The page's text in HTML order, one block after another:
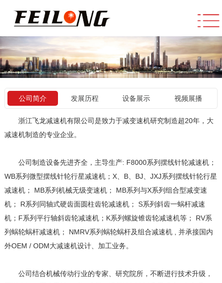
公司简介 发展历程 设备展示 视频展播
浙江飞龙减速机有限公司是致力于减变速机研究制造超20年，大
减速机制造的专业企业。
公司制造设备先进齐全，主导生产: F8000系列摆线针轮减速机；
WB系列微型摆线针轮行星减速机；X、B、BJ、JXJ系列摆线针轮行星
减速机； MB系列机械无级变速机； MB系列与X系列组合型减变速
机； R系列同轴式硬齿面圆柱齿轮减速机； S系列斜齿一蜗杆减速
机；F系列平行轴斜齿轮减速机；K系列螺旋锥齿轮减速机等； RV系
列蜗轮蜗杆减速机； NMRV系列蜗轮蜗杆及组合减速机 , 并承接国内
外OEM / ODM大减速机设计、加工业务。
公司结合机械传动行业的专家、研究院所，不断进行技术升级，